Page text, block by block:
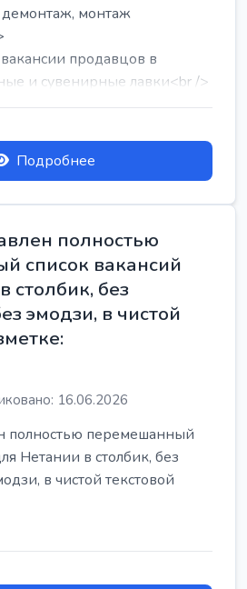
монтаж
продавцов в
и сувенирные лавки<br />
м...
Подробнее
полностью
список вакансий
столбик, без
эмодзи, в чистой
16.06.2026
полностью перемешанный
Нетании в столбик, без
в чистой текстовой
мебельном производстве: